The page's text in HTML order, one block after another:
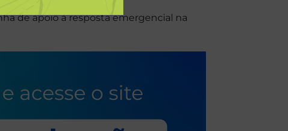
de apoio à resposta emergencial na